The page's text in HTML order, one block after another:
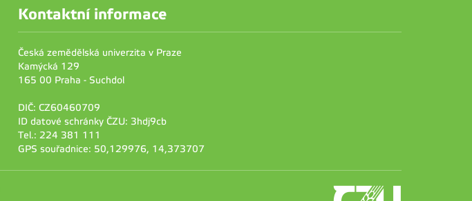
Kontaktní informace
Česká zemědělská univerzita v Praze
Kamýcká 129
165 00 Praha - Suchdol
DIČ: CZ60460709
ID datové schránky ČZU: 3hdj9cb
Tel.: 224 381 111
GPS souřadnice: 50,129976, 14,373707